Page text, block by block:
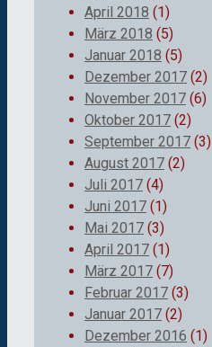
April 2018 (1)
März 2018 (5)
Januar 2018 (5)
Dezember 2017 (2)
November 2017 (6)
Oktober 2017 (2)
September 2017 (3)
August 2017 (2)
Juli 2017 (4)
Juni 2017 (1)
Mai 2017 (3)
April 2017 (1)
März 2017 (7)
Februar 2017 (3)
Januar 2017 (2)
Dezember 2016 (1)